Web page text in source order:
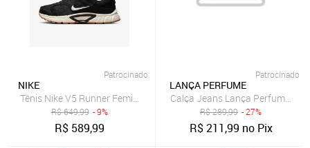
Patrocinado
NIKE
Tênis Nike V5 Runner Feminino
R$649,99 - 9%
R$ 589,99
Patrocinado
LANÇA PERFUME
Calça Jeans Lança Perfume
R$289,99 - 27%
R$211,99 no Pix